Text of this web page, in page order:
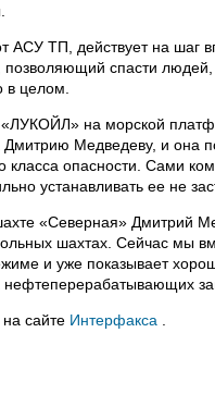
АСУ ТП, действует на шаг
спасти
в целом.
«ЛУКОЙЛ» на морской
Дмитрию Медведеву, и она
класса опасности. Сами
устанавливать ее не
«Северная» Дмитрий
шахтах. Сейчас мы
и уже показывает
нефтеперерабатывающих
сайте Интерфакса